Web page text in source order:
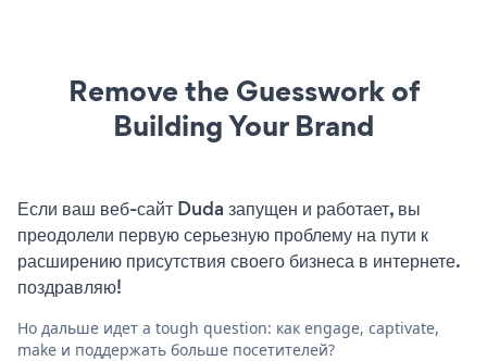
Remove the Guesswork of
Building Your Brand
Если ваш веб-сайт Duda запущен и работает, вы
преодолели первую серьезную проблему на пути к
расширению присутствия своего бизнеса в интернете.
поздравляю!
Но дальше идет a tough question: как engage, captivate,
make и поддержать больше посетителей?